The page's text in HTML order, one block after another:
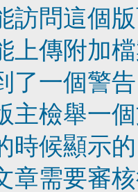
訪問這個
上傳附加
了一個警
主檢舉一
時候顯示
章需要審